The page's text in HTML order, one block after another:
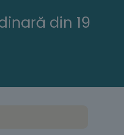
din 19